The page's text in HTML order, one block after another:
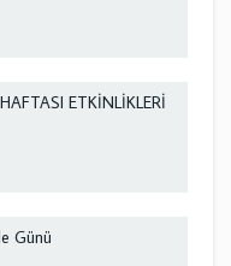
ETKİNLİKLERİ
Günü